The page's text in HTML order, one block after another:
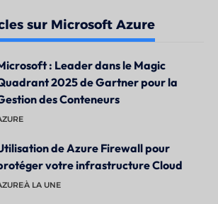
sur Microsoft Azure
: Leader dans le Magic
2025 de Gartner pour la
des Conteneurs
de Azure Firewall pour
votre infrastructure Cloud
À LA UNE